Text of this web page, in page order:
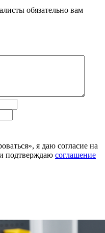
обязательно вам
я даю согласие на
подтверждаю соглашение